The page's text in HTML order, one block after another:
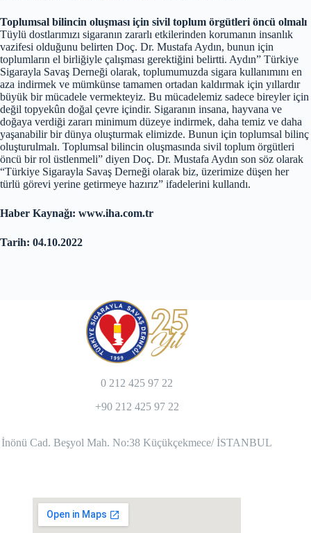
Toplumsal bilincin oluşması için sivil toplum örgütleri öncü olmalı
Tüylü dostlarımızı sigaranın zararlı etkilerinden korumanın insanlık
vazifesi olduğunu belirten Doç. Dr. Mustafa Aydın, bunun için
toplumların el birliğiyle çalışması gerektiğini belirtti. Aydın” Türkiye
Sigarayla Savaş Derneği olarak, toplumumuzda sigara kullanımını en
aza indirmek ve mümkünse tamamen ortadan kaldırmak için yıllardır
büyük bir mücadele vermekteyiz. Bu mücadelemiz sadece bireyler için
değil topyekûn doğal çevre içindir. Sigaranın insana, hayvana ve
doğaya verdiği zararı minimum düzeye indirmek, daha temiz ve daha
yaşanabilir bir dünya oluşturmak elimizde. Bunun için toplumsal bilinç
oluşturulmalı. Toplumsal bilincin oluşmasında sivil toplum örgütleri
öncü bir rol üstlenmeli” diyen Doç. Dr. Mustafa Aydın son söz olarak
“Türkiye Sigarayla Savaş Derneği olarak biz, üzerimize düşen her
türlü görevi yerine getirmeye hazırız” ifadelerini kullandı.
Haber Kaynağı: www.iha.com.tr
Tarih: 04.10.2022
0 212 425 97 22
+90 212 425 97 22
İnönü Cad. Beşyol Mah. No:38 Küçükçekmece/ İSTANBUL